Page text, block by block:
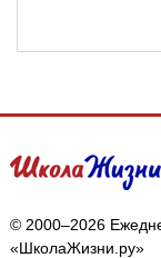
© 2000–2026
«ШколаЖизни.ру»